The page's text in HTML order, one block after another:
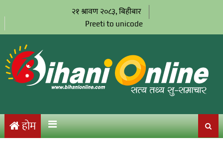
२१ श्रावण २०८३, बिहीबार
Preeti to unicode
होम